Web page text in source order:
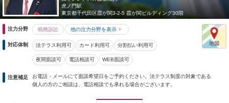
虎ノ門駅
東京都千代田区霞が関3-2-5 霞が関ビルディング30階
注力分野 税務訴訟 他の注力分野を表示
対応体制 法テラス利用可 カード利用可 分割払い利用可
夜間面談可 電話相談可 WEB面談可
注意補足
お電話・メールにて面談希望日をご予約ください。法テラス制度の対象である
個人の方のご相談は、電話相談でも承れる場合がございます。